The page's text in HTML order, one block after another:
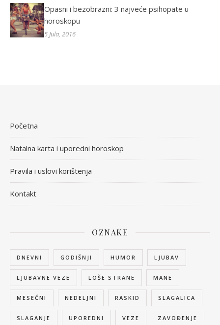
Opasni i bezobrazni: 3 najveće psihopate u
horoskopu
5 Jula, 2016
Početna
Natalna karta i uporedni horoskop
Pravila i uslovi korištenja
Kontakt
OZNAKE
DNEVNI GODIŠNJI HUMOR LJUBAV
LJUBAVNE VEZE LOŠE STRANE MANE
MESEČNI NEDELJNI RASKID SLAGALICA
SLAGANJE UPOREDNI VEZE ZAVOĐENJE